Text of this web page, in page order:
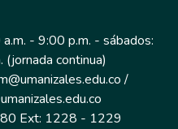
- 9:00 p.m. - sábados:
continua)
/
Ext: 1228 - 1229